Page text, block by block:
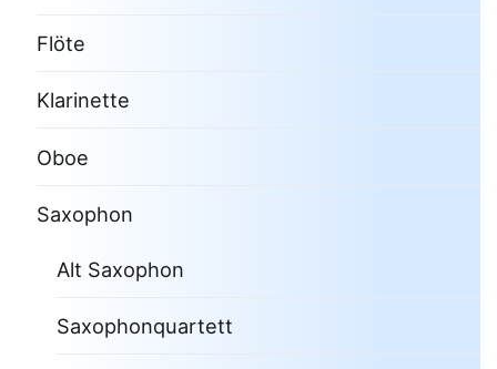
Flöte
Klarinette
Oboe
Saxophon
Alt Saxophon
Saxophonquartett